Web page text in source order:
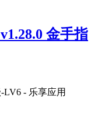
金手指